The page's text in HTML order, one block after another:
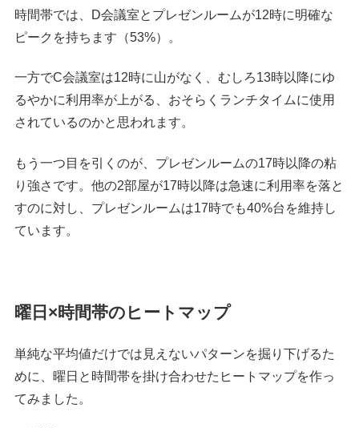
時間帯では、D会議室とプレゼンルームが12時に明確な
ピークを持ちます（53%）。
一方でC会議室は12時に山がなく、むしろ13時以降にゆ
るやかに利用率が上がる、おそらくランチタイムに使用
されているのかと思われます。
もう一つ目を引くのが、プレゼンルームの17時以降の粘
り強さです。他の2部屋が17時以降は急速に利用率を落と
すのに対し、プレゼンルームは17時でも40%台を維持し
ています。
曜日×時間帯のヒートマップ
単純な平均値だけでは見えないパターンを掘り下げるた
めに、曜日と時間帯を掛け合わせたヒートマップを作っ
てみました。